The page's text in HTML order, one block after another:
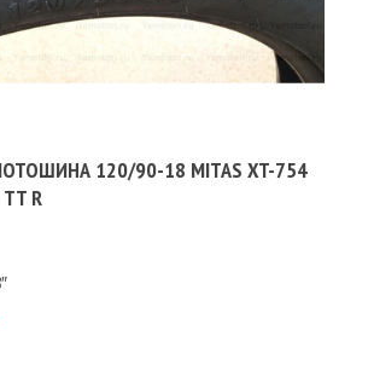
120/90-18 MITAS XT-754
R